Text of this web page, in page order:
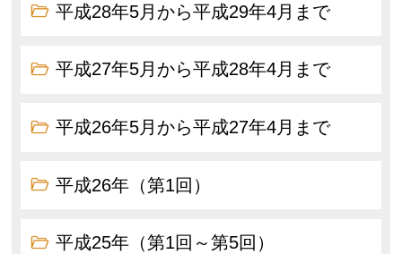
平成28年5月から平成29年4月まで
平成27年5月から平成28年4月まで
平成26年5月から平成27年4月まで
平成26年（第1回）
平成25年（第1回～第5回）